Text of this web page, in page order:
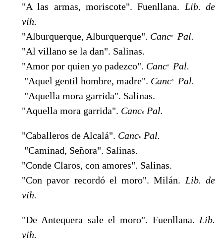
"A las armas, moriscote". Fuenllana. Lib. de
vih.
"Alburquerque, Alburquerque". CancºPal.
"Al villano se la dan". Salinas.
"Amor por quien yo padezco". Cancº
Pal.
"Aquel gentil hombre, madre". CancºPal.
"Aquella mora garrida". Salinas.
"Aquella mora garrida". Cancº Pal.
"Caballeros de Alcalá". Cancº Pal.
"Caminad, Señora". Salinas.
"Conde Claros, con amores". Salinas.
"Con pavor recordó el moro". Milán. Lib. de
vih.
"De Antequera sale el moro". Fuenllana. Lib.
vih.